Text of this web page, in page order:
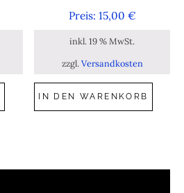
15,00 €
inkl. 19 % MwSt.
zzgl.Versandkosten
IN DEN WARENKORB